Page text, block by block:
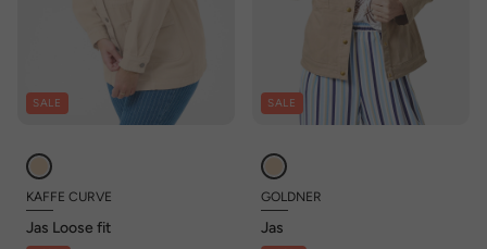
SALE
KAFFE CURVE
Jas Loose fit
SALE
GOLDNER
Jas